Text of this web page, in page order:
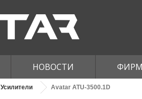
НОВОСТИ
Усилители Avatar ATU-3500.1D